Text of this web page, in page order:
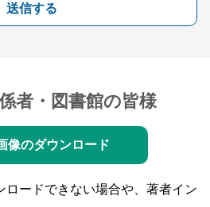
送信する
者・図書館の皆様
像のダウンロード
ロードできない場合や、著者イン